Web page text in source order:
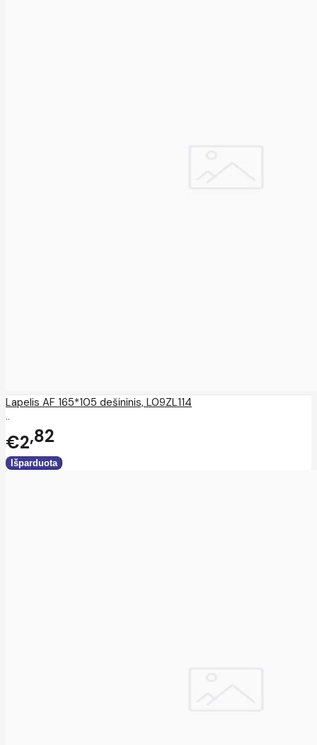
Lapelis AF 165*105 dešininis, L09ZL114
..
€2 82